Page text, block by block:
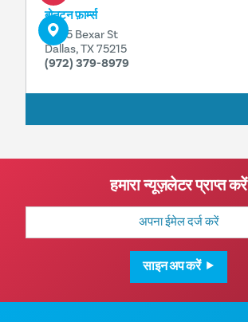
बोनटन फ़ार्म्स
6905 Bexar St
Dallas, TX 75215
(972) 379-8979
हमारा न्यूज़लेटर प्राप्त करें
मेल
साइन अप करें